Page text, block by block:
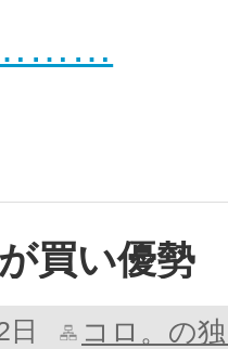
買い優勢
コロ。の